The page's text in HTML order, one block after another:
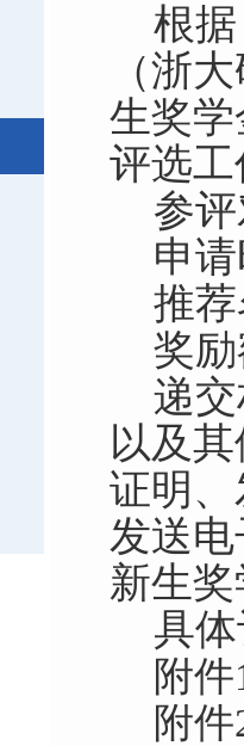
根
（浙
生奖
评选
参
申
推
奖
递
以及
证明
发送电
新生
具
附
附